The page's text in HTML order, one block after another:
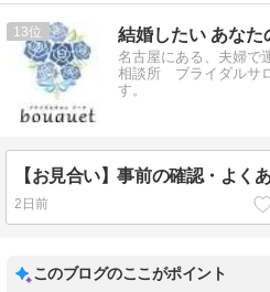
13
名古屋にある、夫婦で
相談所 ブライダルサ
す。
2日前
このブログのここがポイント